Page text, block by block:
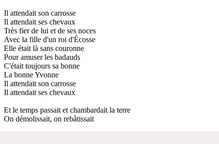
Il attendait son carrosse
Il attendait ses chevaux
Très fier de lui et de ses noces
Avec la fille d'un roi d'Écosse
Elle était là sans couronne
Pour amuser les badauds
C'était toujours sa bonne
La bonne Yvonne
Il attendait son carrosse
Il attendait ses chevaux
Et le temps passait et chambardait la terre
On démolissait, on rebâtissait